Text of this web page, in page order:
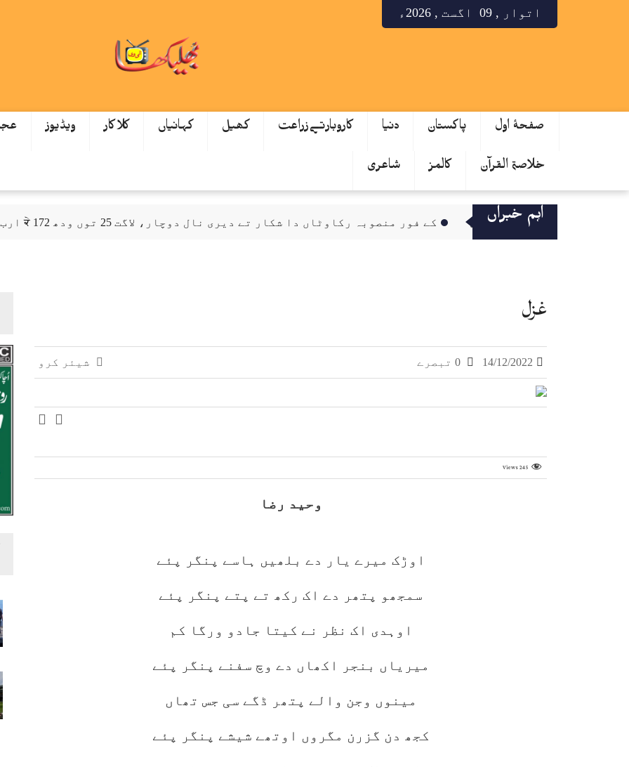
اتوار , 09 اگست , 2026ء
صفحۂ اول پاکستان دنیا کاروبارتےزراعت کھیل کہانیاں کلاکار ویڈیوز
خلاصۃ القرآن کالمز شاعری
اہم خبراں کے فور منصوبہ رکاوٹاں دا شکار تے دیری نال دوچار، لاگت 25 توں ودھ ਕੇ 172 ارب توں اپڑ گئی
غزل
شیئر کرو 14/12/2022
Views245
وحید رضا
اوڑک میرے یار دے بلھیں ہاسے پنگر پئے
سمجھو پتھر دے اک رکھ تے پتے پنگر پئے
اوہدی اک نظر نے کیتا جادو ورگا کم
میریاں بنجر اکھاں دے وچ سفنے پنگر پئے
مینوں وجن والے پتھر ڈگے سی جس تھاں
کجھ دن گزرن مگروں اوتھے شیشے پنگر پئے